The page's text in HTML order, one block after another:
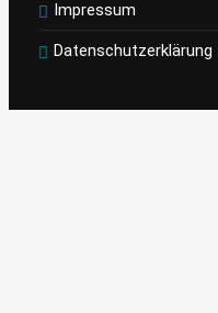
Impressum
Datenschutzerklärung